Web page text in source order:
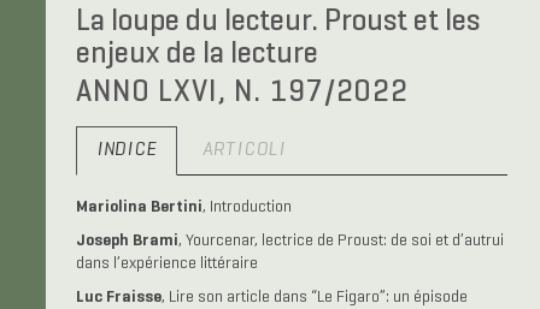
La loupe du lecteur. Proust et les
enjeux de la lecture
ANNO LXVI, N. 197/2022
INDICE ARTICOLI
Mariolina Bertini, Introduction
Joseph Brami, Yourcenar, lectrice de Proust: de soi et d’autrui
dans l’expérience littéraire
Luc Fraisse, Lire son article dans “Le Figaro”: un épisode